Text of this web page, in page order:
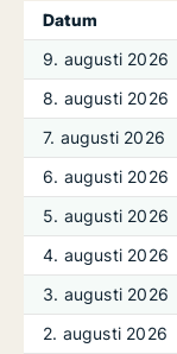
Datum
9. augusti 2026
8. augusti 2026
7. augusti 2026
6. augusti 2026
5. augusti 2026
4. augusti 2026
3. augusti 2026
2. augusti 2026